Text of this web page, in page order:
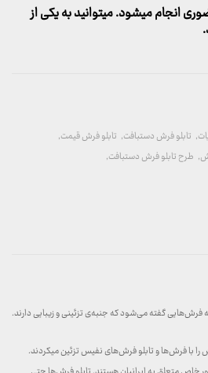
انجام میشود. میتوانید به یکی از
, تابلو فرش دستبافت, تابلو فرش قیمت,
, طرح تابلو فرش دستبافت,
فرش‌هایی گفته می‌شود که جنبه‌ی تزئینی و زیبایی دارند.
را با فرش‌ها و تابلو فرش‌های نفیس تزئین میکردند.